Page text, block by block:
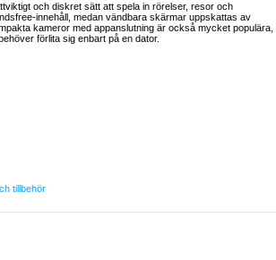
och diskret sätt att spela in rörelser, resor och
innehåll, medan vändbara skärmar uppskattas av
kameror med appanslutning är också mycket populära,
förlita sig enbart på en dator.
tillbehör